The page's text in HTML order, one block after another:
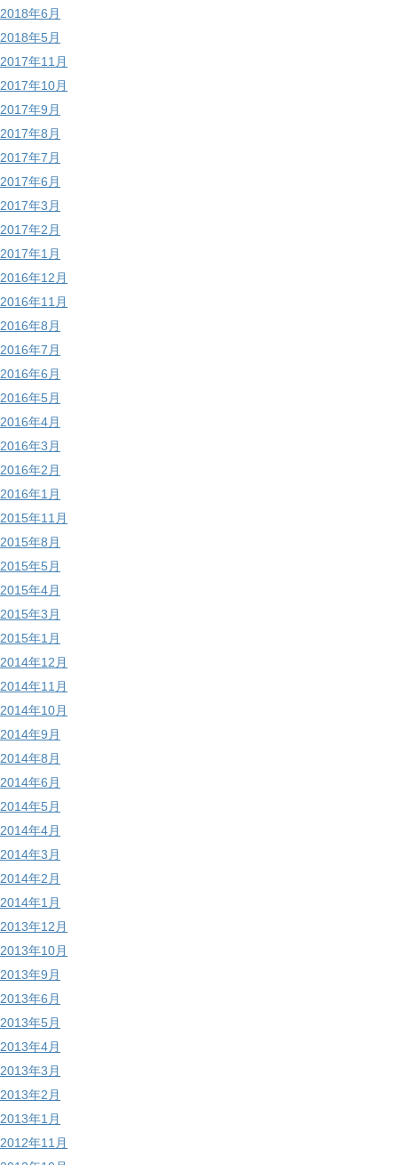
2018年6月
2018年5月
2017年11月
2017年10月
2017年9月
2017年8月
2017年7月
2017年6月
2017年3月
2017年2月
2017年1月
2016年12月
2016年11月
2016年8月
2016年7月
2016年6月
2016年5月
2016年4月
2016年3月
2016年2月
2016年1月
2015年11月
2015年8月
2015年5月
2015年4月
2015年3月
2015年1月
2014年12月
2014年11月
2014年10月
2014年9月
2014年8月
2014年6月
2014年5月
2014年4月
2014年3月
2014年2月
2014年1月
2013年12月
2013年10月
2013年9月
2013年6月
2013年5月
2013年4月
2013年3月
2013年2月
2013年1月
2012年11月